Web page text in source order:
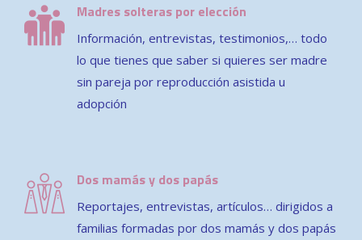
Madres solteras por elección
Información, entrevistas, testimonios,… todo
lo que tienes que saber si quieres ser madre
sin pareja por reproducción asistida u
adopción
Dos mamás y dos papás
Reportajes, entrevistas, artículos… dirigidos a
familias formadas por dos mamás y dos papás